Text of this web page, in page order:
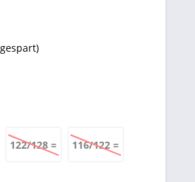
122/128 = 116/122 =